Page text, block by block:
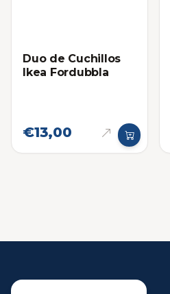
Duo de Cuchillos
Ikea Fordubbla
€13,00